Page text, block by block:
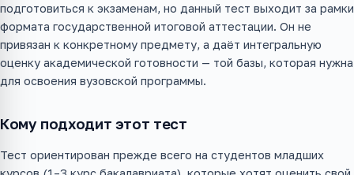
подготовиться к экзаменам, но данный тест выходит за рамки
формата государственной итоговой аттестации. Он не
привязан к конкретному предмету, а даёт интегральную
оценку академической готовности — той базы, которая нужна
для освоения вузовской программы.
Кому подходит этот тест
Тест ориентирован прежде всего на студентов младших